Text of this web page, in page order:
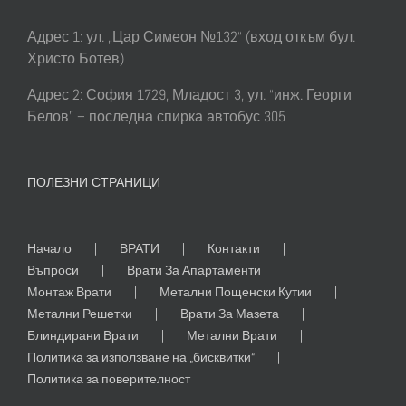
Адрес 1: ул. „Цар Симеон №132“ (вход откъм бул.
Христо Ботев)
Адрес 2: София 1729, Младост 3, ул. “инж. Георги
Белов” – последна спирка автобус 305
ПОЛЕЗНИ СТРАНИЦИ
Начало ВРАТИ
Контакти
Въпроси
Врати За Апартаменти
Монтаж Врати
Метални Пощенски Кутии
Метални Решетки
Врати За Мазета
Блиндирани Врати
Метални Врати
Политика за използване на „бисквитки“
Политика за поверителност